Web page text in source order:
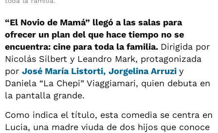
“El Novio de Mamá” llegó a las salas para
ofrecer un plan del que hace tiempo no se
encuentra: cine para toda la familia. Dirigida por
Nicolás Silbert y Leandro Mark, protagonizada
por José María Listorti, Jorgelina Arruzi y
Daniela “La Chepi” Viaggiamari, quien debuta en
la pantalla grande.
Como indica el título, esta comedia se centra en
Lucia, una madre viuda de dos hijos que conoce